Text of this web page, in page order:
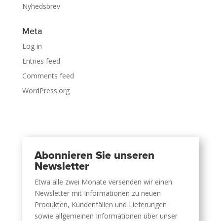
Nyhedsbrev
Meta
Log in
Entries feed
Comments feed
WordPress.org
Abonnieren Sie unseren
Newsletter
Etwa alle zwei Monate versenden wir einen
Newsletter mit Informationen zu neuen
Produkten, Kundenfällen und Lieferungen
sowie allgemeinen Informationen über unser